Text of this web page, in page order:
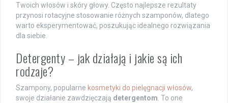
Twoich włosów i skóry głowy. Często najlepsze rezultaty
przynosi rotacyjne stosowanie różnych szamponów, dlatego
warto eksperymentować, poszukując idealnego rozwiązania
dla siebie.
Detergenty – jak działają i jakie są ich
rodzaje?
Szampony, popularne kosmetyki do pielęgnacji włosów,
swoje działanie zawdzięczają detergentom . To one